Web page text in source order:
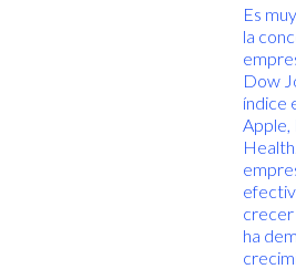
Es
la
Dow
índice
crecer
ha